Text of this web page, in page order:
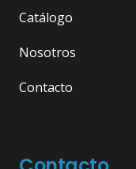
Catálogo
Nosotros
Contacto